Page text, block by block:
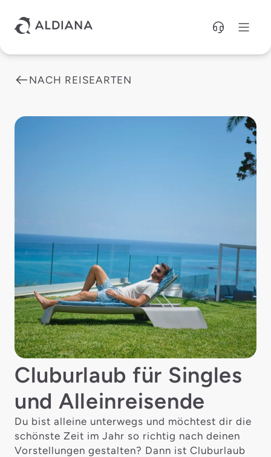
NACH REISEARTEN
Cluburlaub für Singles
und Alleinreisende
Du bist alleine unterwegs und möchtest dir die
schönste Zeit im Jahr so richtig nach deinen
Vorstellungen gestalten? Dann ist Cluburlaub